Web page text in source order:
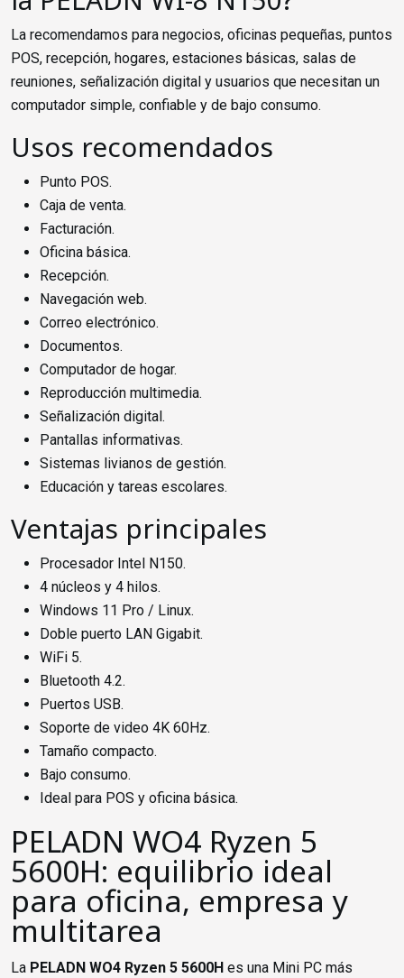
La recomendamos para negocios, oficinas pequeñas, puntos
POS, recepción, hogares, estaciones básicas, salas de
reuniones, señalización digital y usuarios que necesitan un
computador simple, confiable y de bajo consumo.
Usos recomendados
Punto POS.
Caja de venta.
Facturación.
Oficina básica.
Recepción.
Navegación web.
Correo electrónico.
Documentos.
Computador de hogar.
Reproducción multimedia.
Señalización digital.
Pantallas informativas.
Sistemas livianos de gestión.
Educación y tareas escolares.
Ventajas principales
Procesador Intel N150.
4 núcleos y 4 hilos.
Windows 11 Pro / Linux.
Doble puerto LAN Gigabit.
WiFi 5.
Bluetooth 4.2.
Puertos USB.
Soporte de video 4K 60Hz.
Tamaño compacto.
Bajo consumo.
Ideal para POS y oficina básica.
PELADN WO4 Ryzen 5
5600H: equilibrio ideal
para oficina, empresa y
multitarea
La PELADN WO4 Ryzen 5 5600H es una Mini PC más